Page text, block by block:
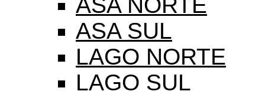
ASA SUL
LAGO NORTE
LAGO SUL